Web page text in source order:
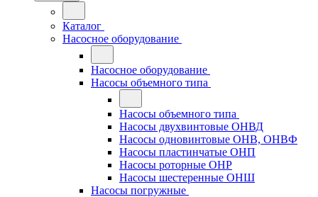
Каталог
Насосное оборудование
Насосное оборудование
Насосы объемного типа
Насосы объемного типа
Насосы двухвинтовые ОНВД
Насосы одновинтовые ОНВ, ОНВФ
Насосы пластинчатые ОНП
Насосы роторные ОНР
Насосы шестеренные ОНШ
Насосы погружные